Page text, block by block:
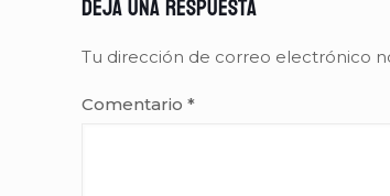
Tu dirección de correo electrónico
Comentario *